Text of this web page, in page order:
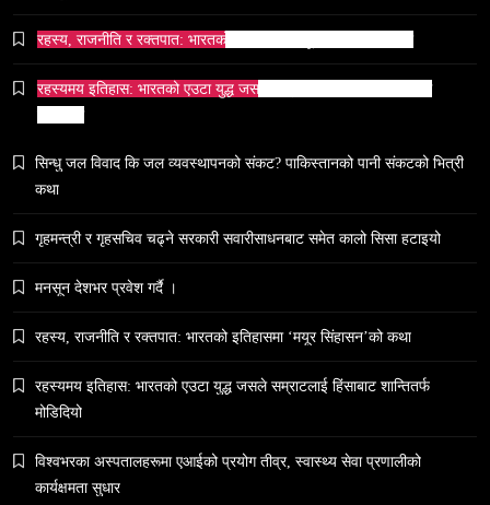
५० लाख’ शुल्कको वास्तविकता: अल्टर्नेटिभ B-स्कूलहरूले
May 27, 2026
समाज
May 27, 2026
रहस्य, राजनीति र रक्तपात: भारतको इतिहासमा ‘मयूर सिंहासन’को कथा
रहस्यमय इतिहास: भारतको एउटा युद्ध जसले सम्राटलाई हिंसाबाट शान्तितर्फ
सिन्धु जल विवाद कि जल व्यवस्थापनको संकट? पाकिस्तानको पानी संकटको भित्री
कथा
गृहमन्त्री र गृहसचिव चढ्ने सरकारी सवारीसाधनबाट समेत कालो सिसा हटाइयो
मनसून देशभर प्रवेश गर्दै ।
रहस्य, राजनीति र रक्तपात: भारतको इतिहासमा ‘मयूर सिंहासन’को कथा
रहस्यमय इतिहास: भारतको एउटा युद्ध जसले सम्राटलाई हिंसाबाट शान्तितर्फ
मोडिदियो
विश्वभरका अस्पतालहरूमा एआईको प्रयोग तीव्र, स्वास्थ्य सेवा प्रणालीको
कार्यक्षमता सुधार